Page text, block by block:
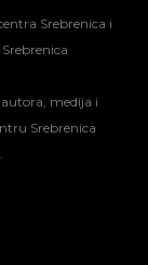
Srebrenica i
medija i
Srebrenica